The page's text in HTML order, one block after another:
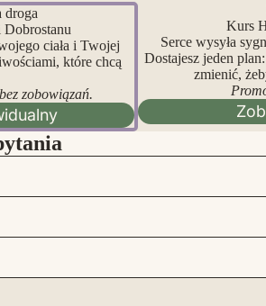
droga
ciała i Twojej
które chcą
zobowiązań.
Kurs
Serce wysyła
Dostajesz jeden
zmienić,